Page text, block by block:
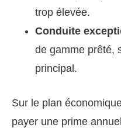
trop élevée.
Conduite
de gamme prêté,
principal.
Sur le plan
payer une prime